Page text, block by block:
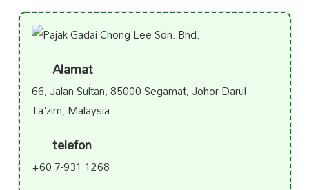
Alamat
66, Jalan Sultan, 85000 Segamat, Johor Darul
Ta'zim, Malaysia
telefon
+60 7-931 1268